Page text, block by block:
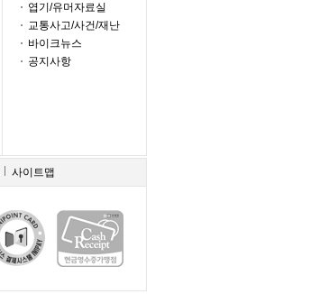
엽기/유머자료실
교통사고/사건/재난
바이크뉴스
공지사항
사이트맵